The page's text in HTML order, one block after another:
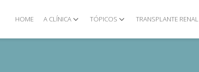
HOME A CLÍNICA TÓPICOS TRANSPLANTE RENAL